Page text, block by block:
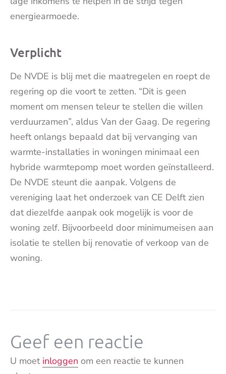
energiearmoede.
Verplicht
De NVDE is blij met die maatregelen en roept de
regering op die voort te zetten. “Dit is geen
moment om mensen teleur te stellen die willen
verduurzamen”, aldus Van der Gaag. De regering
heeft onlangs bepaald dat bij vervanging van
warmte-installaties in woningen minimaal een
hybride warmtepomp moet worden geïnstalleerd.
De NVDE steunt die aanpak. Volgens de
vereniging laat het onderzoek van CE Delft zien
dat diezelfde aanpak ook mogelijk is voor de
woning zelf. Bijvoorbeeld door minimumeisen aan
isolatie te stellen bij renovatie of verkoop van de
woning.
Geef een reactie
U moet inloggen om een reactie te kunnen